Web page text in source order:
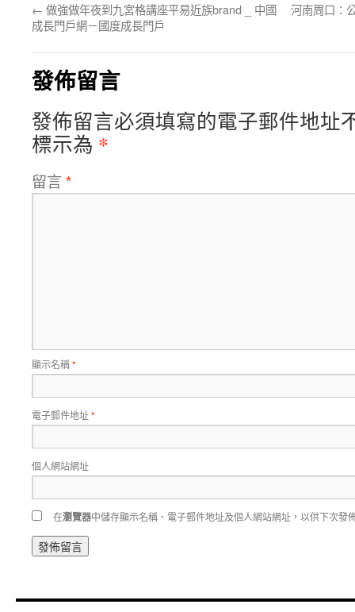
← 做強做年夜到九宮格講座平易近族brand _ 中國
成長門戶網－國度成長門戶
河南周口：
發佈留言
發佈留言必須填寫的電子郵件地址
標示為 *
留言 *
顯示名稱*
電子郵件地址*
個人網站網址
在瀏覽器中儲存顯示名稱、電子郵件地址及個人網站網址，以供下次發